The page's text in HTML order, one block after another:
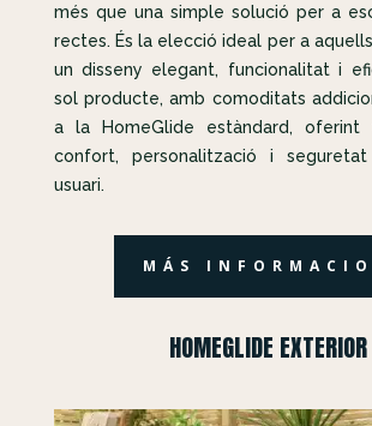
més que una simple solució per a
rectes. És la elecció ideal per a
un disseny elegant, funcionalitat i
sol producte, amb comoditats
a la HomeGlide estàndard, oferint
confort, personalització i
usuari.
MÁS
HOMEGLIDE EXTERIOR